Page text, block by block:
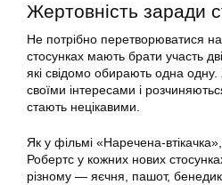
Жертовність заради
Не потрібно перетворюватися
стосунках мають брати участь
які свідомо обирають одна одну.
своїми інтересами і
стають нецікавими.
Як у фільмі «Наречена-
Робертс у кожних нових
різному — яєчня, пашот,